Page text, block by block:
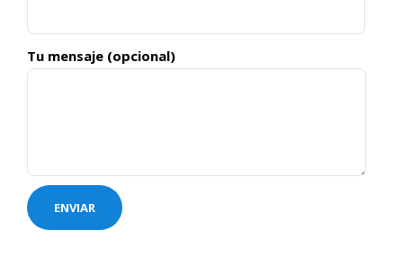
Tu mensaje (opcional)